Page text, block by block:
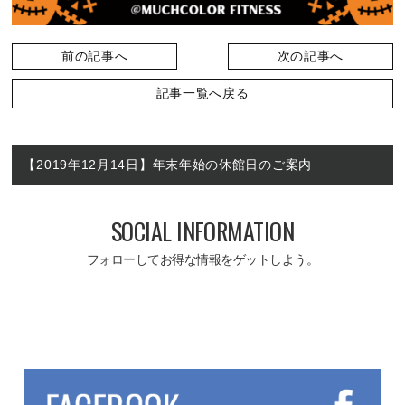
前の記事へ 次の記事へ
記事一覧へ戻る
【2019年12月14日】年末年始の休館日のご案内
SOCIAL INFORMATION
フォローしてお得な情報をゲットしよう。